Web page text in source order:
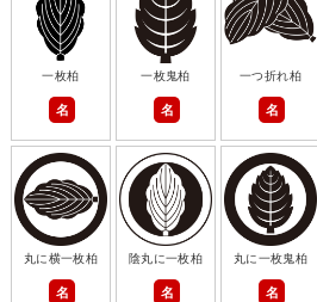
一枚柏
名
一枚鬼柏
名
一つ折れ柏
名
丸に横一枚柏
名
陰丸に一枚柏
名
丸に一枚鬼柏
名